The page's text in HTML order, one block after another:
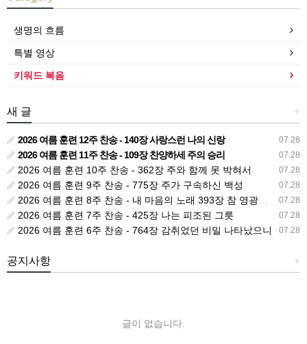
생명의 흐름
특별 영상
키워드 복음
+
새 글
07.28
2026 여름 훈련 12주 찬송 - 140장 사랑스런 나의 신랑
07.28
2026 여름 훈련 11주 찬송 - 109장 찬양하세 주의 승리
07.28
2026 여름 훈련 10주 찬송 - 362장 주와 함께 못 박혀서
07.28
2026 여름 훈련 9주 찬송 - 775장 주가 구속하신 백성
07.28
2026 여름 훈련 8주 찬송 - 내 마음의 노래 393장 참 영광스런 우리 왕
07.28
2026 여름 훈련 7주 찬송 - 425장 나는 피조된 그릇
07.28
2026 여름 훈련 6주 찬송 - 764장 감취었던 비밀 나타났으니
+
공지사항
글이 없습니다.